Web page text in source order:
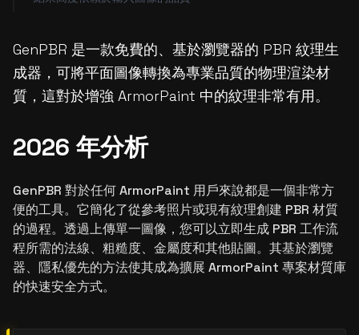
GenPBR 是一款免費的、基於瀏覽器的 PBR 紋理生
成器，可將平面圖像轉換為專業品質的物理渲染材
質，這對於增強 ArmorPaint 中的紋理非常有用。
2026 年分析
GenPBR 對於任何 ArmorPaint 用戶來說都是一個非常方
便的工具。它簡化了從參考照片或現有紋理創建 PBR 材質
的過程。透過上傳單一圖像，您可以立即生成 PBR 工作流
程所需的法線、粗糙度、金屬度和其他貼圖。其基於瀏覽
器、隱私優先的方法使其成為擴展 ArmorPaint 專案材質庫
的快速安全方式。